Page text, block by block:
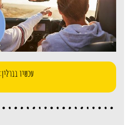
עכשיו בברלין: